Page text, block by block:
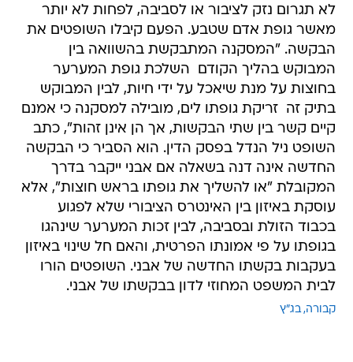
לא תגרום נזק לציבור או לסביבה, לפחות לא יותר
מאשר גופת אדם שטבע. הפעם קיבלו השופטים את
הבקשה. "המסקנה המתבקשת בהשוואה בין
המבוקש בהליך הקודם  השלכת גופת המערער
בחוצות על מנת שיאכל על ידי חיות, לבין המבוקש
בתיק זה  זריקת גופתו לים, מובילה למסקנה כי אמנם
קיים קשר בין שתי הבקשות, אך הן אינן זהות", כתב
השופט ניל הנדל בפסק הדין. הוא הסביר כי הבקשה
החדשה אינה דנה בשאלה אם אבני ייקבר בדרך
המקובלת "או להשליך את גופתו בראש חוצות", אלא
עוסקת באיזון בין האינטרס הציבורי שלא לפגוע
בכבוד הזולת ובסביבה, לבין זכות המערער שינהגו
בגופתו על פי אמונתו הפרטית, והאם חל שינוי באיזון
בעקבות בקשתו החדשה של אבני. השופטים הורו
לבית המשפט המחוזי לדון בבקשתו של אבני.
קבורה בג"ץ